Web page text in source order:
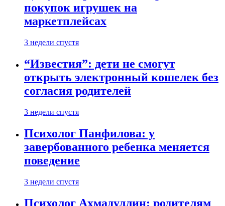
покупок игрушек на
маркетплейсах
3 недели спустя
“Известия”: дети не смогут
открыть электронный кошелек без
согласия родителей
3 недели спустя
Психолог Панфилова: у
завербованного ребенка меняется
поведение
3 недели спустя
Психолог Ахмадуллин: родителям